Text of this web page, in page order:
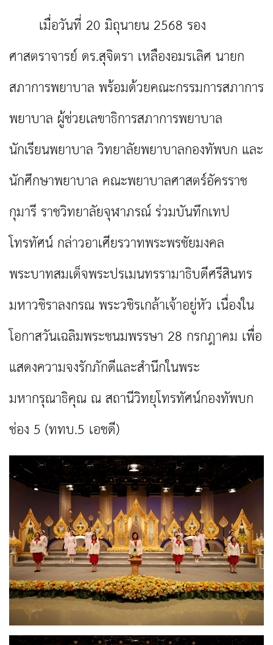
เมื่อวันที่ 20 มิถุนายน 2568 รอง
ศาสตราจารย์ ดร.สุจิตรา เหลืองอมรเลิศ นายก
สภาการพยาบาล พร้อมด้วยคณะกรรมการสภาการ
พยาบาล ผู้ช่วยเลขาธิการสภาการพยาบาล
นักเรียนพยาบาล วิทยาลัยพยาบาลกองทัพบก และ
นักศึกษาพยาบาล คณะพยาบาลศาสตร์อัครราช
กุมารี ราชวิทยาลัยจุฬาภรณ์ ร่วมบันทึกเทป
โทรทัศน์ กล่าวอาเศียรวาทพระพรชัยมงคล
พระบาทสมเด็จพระปรเมนทรรามาธิบดีศรีสินทร
มหาวชิราลงกรณ พระวชิรเกล้าเจ้าอยู่หัว เนื่องใน
โอกาสวันเฉลิมพระชนมพรรษา 28 กรกฎาคม เพื่อ
แสดงความจงรักภักดีและสำนึกในพระ
มหากรุณาธิคุณ ณ สถานีวิทยุโทรทัศน์กองทัพบก
ช่อง 5 (ททบ.5 เอชดี)